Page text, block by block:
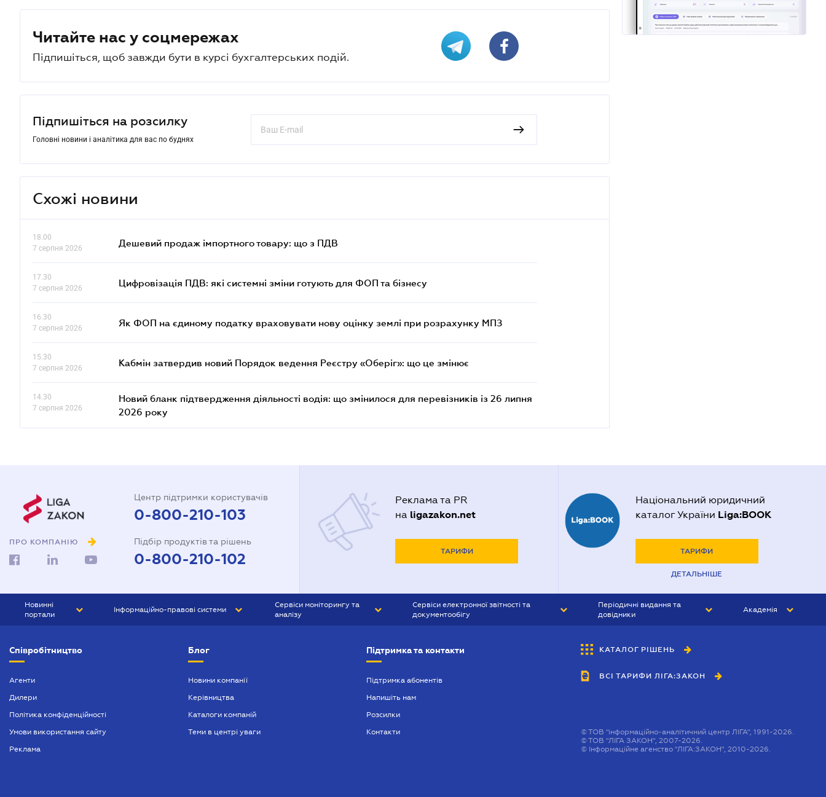
Читайте нас у соцмережах
Підпишіться, щоб завжди бути в курсі бухгалтерських подій.
Підпишіться на розсилку
Головні новини і аналітика для вас по буднях
Схожі новини
18.00
7 серпня 2026
Дешевий продаж імпортного товару: що з ПДВ
17.30
7 серпня 2026
Цифровізація ПДВ: які системні зміни готують для ФОП та бізнесу
16.30
7 серпня 2026
Як ФОП на єдиному податку враховувати нову оцінку землі при розрахунку МПЗ
15.30
7 серпня 2026
Кабмін затвердив новий Порядок ведення Реєстру «Оберіг»: що це змінює
14.30
7 серпня 2026
Новий бланк підтвердження діяльності водія: що змінилося для перевізників із 26 липня
2026 року
ПРО КОМПАНІЮ
Центр підтримки користувачів
0-800-210-103
Підбір продуктів та рішень
0-800-210-102
Реклама та PR
на ligazakon.net
ТАРИФИ
Національний юридичний
каталог України Liga:BOOK
ТАРИФИ
ДЕТАЛЬНІШЕ
Новинні
портали
БІЗНЕС
Інформаційно-правові системи
БУХГАЛТЕР ПРОФ
Сервіси моніторингу та
аналізу
Сервіси електронної звітності та
документообігу
Періодичні видання та
довідники
БУХГАЛТЕР&ЗАКОН
ВІСНИК МСФЗ
Академія
Співробітництво
Агенти
Дилери
Політика конфіденційності
Умови використання сайту
Реклама
Блог
Новини компанії
Керівництва
Каталоги компаній
Теми в центрі уваги
Підтримка та контакти
Підтримка абонентів
Напишіть нам
Розсилки
Контакти
КАТАЛОГ РІШЕНЬ
ВСІ ТАРИФИ ЛІГА:ЗАКОН
©ТОВ "інформаційно-аналітичний центр ЛІГА", 1991-2026.
©ТОВ "ЛІГА ЗАКОН", 2007-2026.
© Інформаційне агенство "ЛІГА:ЗАКОН", 2010-2026.